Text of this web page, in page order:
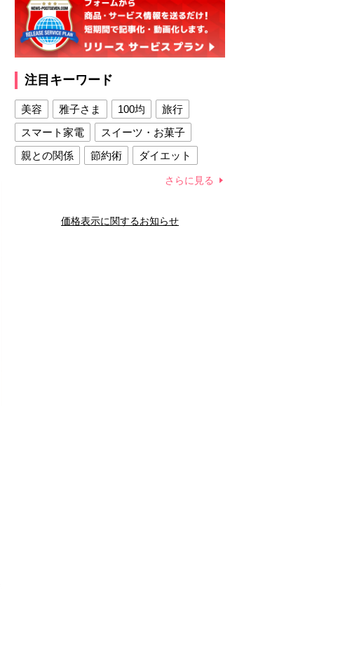
注目キーワード
美容 雅子さま 100均
旅行
スマート家電
スイーツ・お菓子
親との関係
節約術
ダイエット
夫との関係
新津春子 どか食い
さらに見る
価格表示に関するお知らせ